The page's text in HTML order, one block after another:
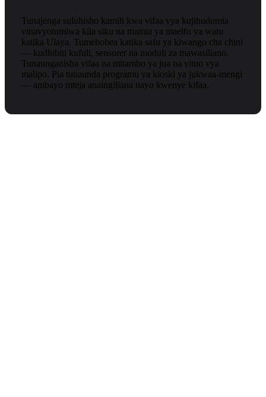
Tunajenga suluhisho kamili kwa vifaa vya kujihudumia
vinavyotumiwa kila siku na mamia ya maelfu ya watu
katika Ulaya. Tumebobea katika safu ya kiwango cha chini
— kudhibiti kufuli, sensorer na moduli za mawasiliano.
Tunaunganisha vifaa na mitambo ya jua na vituo vya
malipo. Pia tunaunda programu ya kioski ya jukwaa-mengi
— ambayo mteja anaingiliana nayo kwenye kifaa.